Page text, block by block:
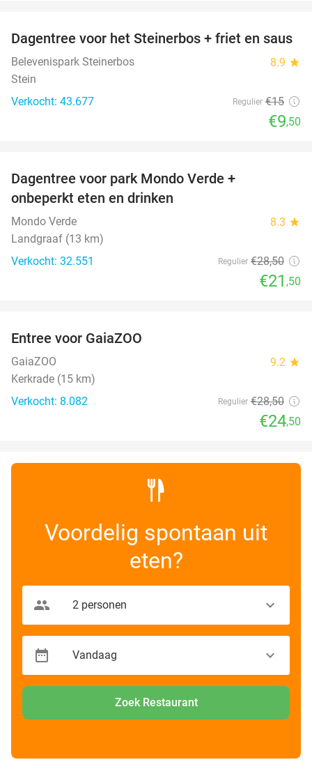
37%
Dagentree voor het Steinerbos + friet en saus
Belevenispark Steinerbos 8.9 star
Stein
Verkocht: 43.677
Regulier €15
€9,50
Dagentree voor park Mondo Verde +
onbeperkt eten en drinken
Mondo Verde 8.3 star
Landgraaf (13 km)
Verkocht: 32.551
Regulier €28,50
€21 ,50
Entree voor GaiaZOO
GaiaZOO 9.2 star
Kerkrade (15 km)
Verkocht: 8.082
Regulier €28,50
€24,50
Voordelig spontaan uit
eten?
Zoek Restaurant